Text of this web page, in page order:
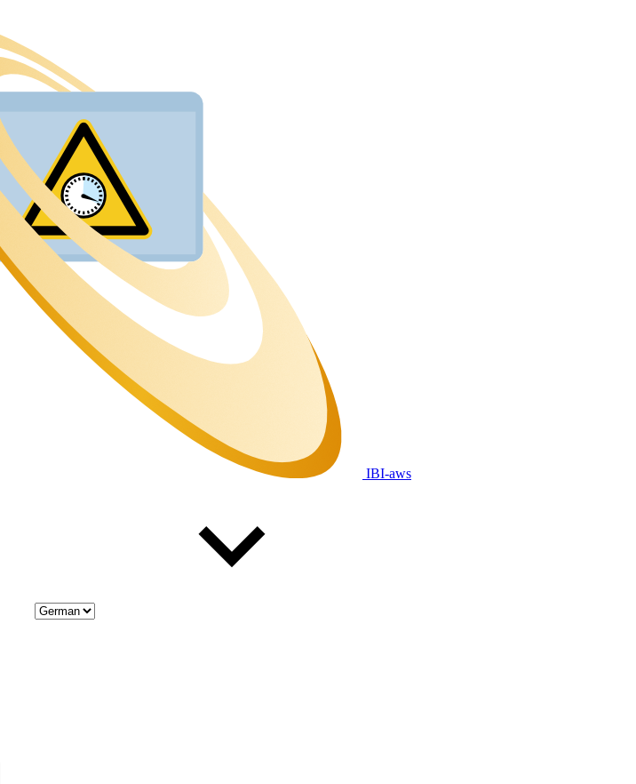
IBI-aws